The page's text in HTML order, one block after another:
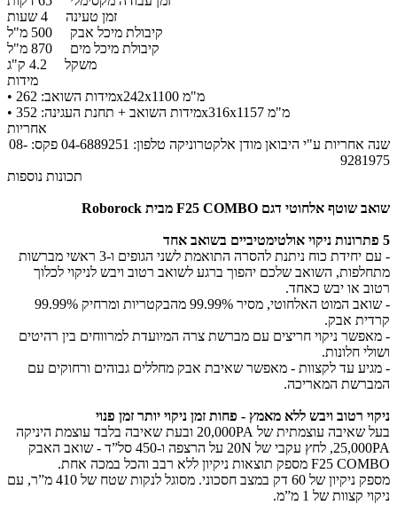
זמן טעינה
קיבולת מיכל אבק
קיבולת מיכל מים
משקל
מידות
• מידות השואב: 262x242x1100 מ"מ
​• מידות השואב + תחנת העגינה: 352x316x1157 מ"מ
אחריות
שנה אחריות ע"י היבואן מודן אלקטרוניקה טלפון: 04-6889251 פקס: 08-
9281975
תכונות נוספות
שואב שוטף אלחוטי דגם F25 COMBO מבית Roborock
5 פתרונות ניקוי אולטימטיביים בשואב אחד
- עם יחידת כוח ניתנת להסרה התואמת לשני הגופים ו-3 ראשי מברשות
מתחלפות, השואב שלכם יהפוך ברגע לשואב רטוב ויבש לניקוי לכלוך
רטוב או יבש כאחד.
- שואב המוט האלחוטי, מסיר 99.99% מהבקטריות ומרחיק 99.99%
קרדית אבק.
- מאפשר ניקוי חריצים עם מברשת צרה המיועדת למרווחים בין רהיטים
ושולי חלונות.
- מגיע עד לקצוות - מאפשר שאיבת אבק מחללים גבוהים ורחוקים עם
המברשת המאריכה.
ניקוי רטוב ויבש ללא מאמץ - פחות זמן ניקוי יותר זמן פנוי
בעל שאיבה עוצמתית של 20,000PA ובעת שאיבה בלבד עוצמת היניקה
25,000PA, לחץ עקבי של 20N על הרצפה ו-450 סל”ד - שואב האבק
F25 COMBO מספק תוצאות ניקיון ללא רבב והכל במכה אחת.
מספק ניקיון של 60 דק במצב חסכוני. מסוגל לנקות שטח של 410 מ”ר, עם
ניקוי קצוות של 1 מ”מ.